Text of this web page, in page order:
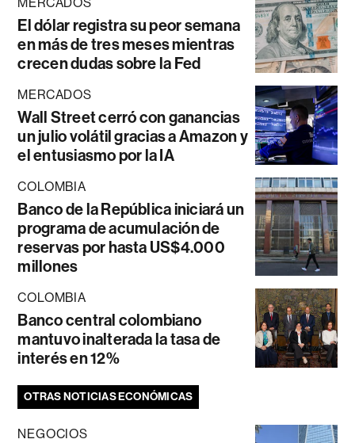
El dólar registra su peor semana
en más de tres meses mientras
crecen dudas sobre la Fed
MERCADOS
Wall Street cerró con ganancias
un julio volátil gracias a Amazon y
el entusiasmo por la IA
COLOMBIA
Banco de la República iniciará un
programa de acumulación de
reservas por hasta US$4.000
millones
COLOMBIA
Banco central colombiano
mantuvo inalterada la tasa de
interés en 12%
OTRAS NOTICIAS ECONÓMICAS
NEGOCIOS